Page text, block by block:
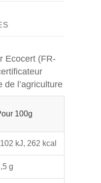
Ecocert (FR-
de l’agriculture
100g
kJ, 262 kcal
g